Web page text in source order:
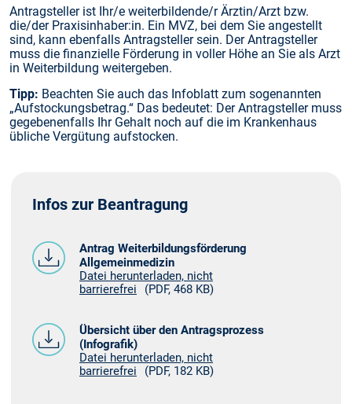
Antragsteller ist Ihr/e weiterbildende/r Ärztin/Arzt bzw.
die/der Praxisinhaber:in. Ein MVZ, bei dem Sie angestellt
sind, kann ebenfalls Antragsteller sein. Der Antragsteller
muss die finanzielle Förderung in voller Höhe an Sie als Arzt
in Weiterbildung weitergeben.
Tipp: Beachten Sie auch das Infoblatt zum sogenannten
„Aufstockungsbetrag.“ Das bedeutet: Der Antragsteller muss
gegebenenfalls Ihr Gehalt noch auf die im Krankenhaus
übliche Vergütung aufstocken.
Infos zur Beantragung
Antrag Weiterbildungsförderung
Allgemeinmedizin
Datei herunterladen, nicht
barrierefrei
(PDF, 468 KB)
Übersicht über den Antragsprozess
(Infografik)
Datei herunterladen, nicht
barrierefrei
(PDF, 182 KB)